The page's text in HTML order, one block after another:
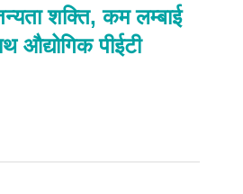
शक्ति, कम लम्बाई
औद्योगिक पीईटी